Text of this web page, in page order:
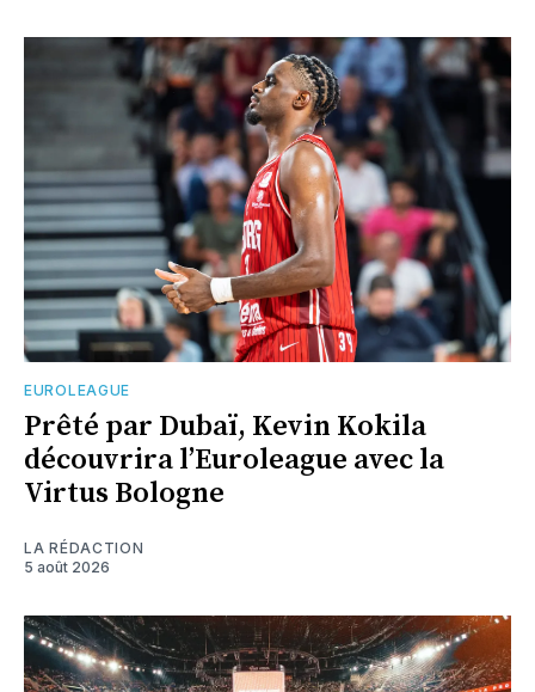
EUROLEAGUE
Prêté par Dubaï, Kevin Kokila
découvrira l’Euroleague avec la
Virtus Bologne
LA RÉDACTION
5 août 2026